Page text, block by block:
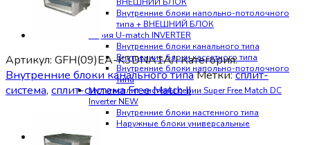
Внутренние блоки напольно-потолочного
типа + ВНЕШНИЙ БЛОК
Серия U-match INVERTER
Внутренние блоки канального типа
Внутренние блоки кассетного типа
Внутренние блоки напольно-потолочного
типа
Мультисплит-системы серии Super Free Match DC
Inverter NEW
Внутренние блоки настенного типа
Наружные блоки универсальные
Услуги
Артикул: GFH(09)EA-K3DNA1A/IКатегория:
Внутренние блоки канального типаМетки:сплит-
система, сплит-система Free Match II